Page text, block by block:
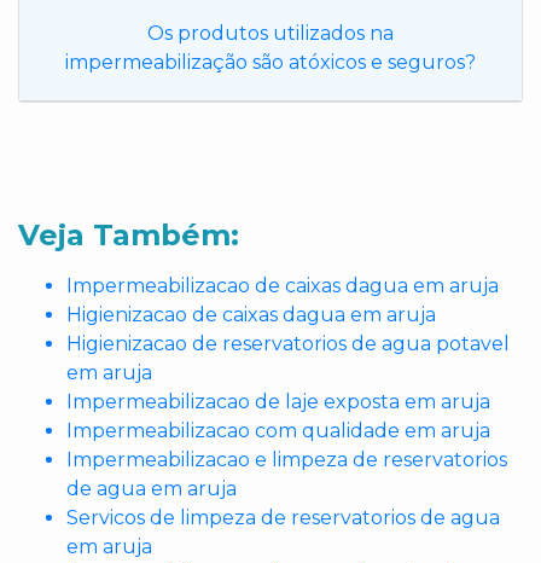
Os produtos utilizados na
impermeabilização são atóxicos e seguros?
Veja Também:
Impermeabilizacao de caixas dagua em aruja
Higienizacao de caixas dagua em aruja
Higienizacao de reservatorios de agua potavel
em aruja
Impermeabilizacao de laje exposta em aruja
Impermeabilizacao com qualidade em aruja
Impermeabilizacao e limpeza de reservatorios
de agua em aruja
Servicos de limpeza de reservatorios de agua
em aruja